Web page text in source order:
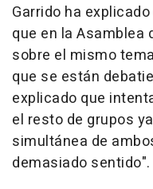
Garrido ha
que en la Asamblea
sobre el mismo
que se están
explicado que
el resto de grupos
simultánea de
demasiado sentido".